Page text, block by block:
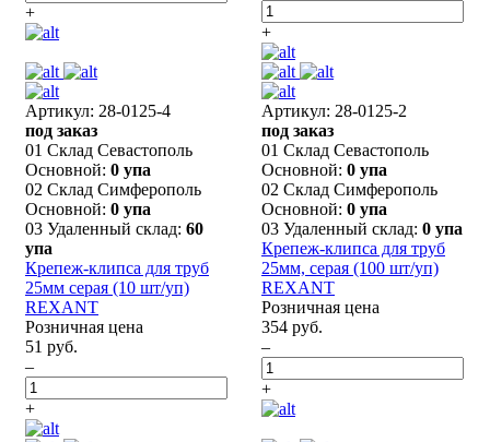
+
+
Артикул: 28-0125-4
под заказ
01 Склад Севастополь
Основной: 0 упа
02 Склад Симферополь
Основной: 0 упа
03 Удаленный склад: 60
упа
Крепеж-клипса для труб
25мм серая (10 шт/уп)
REXANT
Розничная цена
51 руб.
–
+
Артикул: 28-0125-2
под заказ
01 Склад Севастополь
Основной: 0 упа
02 Склад Симферополь
Основной: 0 упа
03 Удаленный склад: 0 упа
Крепеж-клипса для труб
25мм, серая (100 шт/уп)
REXANT
Розничная цена
354 руб.
–
+